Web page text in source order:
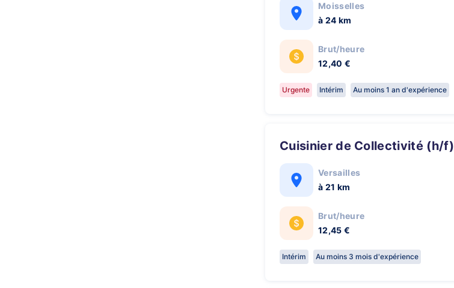
Moisselles
à 24 km
Brut/heure
12,40 €
Urgente Intérim Au moins 1 an d'expérience
Cuisinier de Collectivité (h/f)
Versailles
à 21 km
Brut/heure
12,45 €
Intérim Au moins 3 mois d'expérience